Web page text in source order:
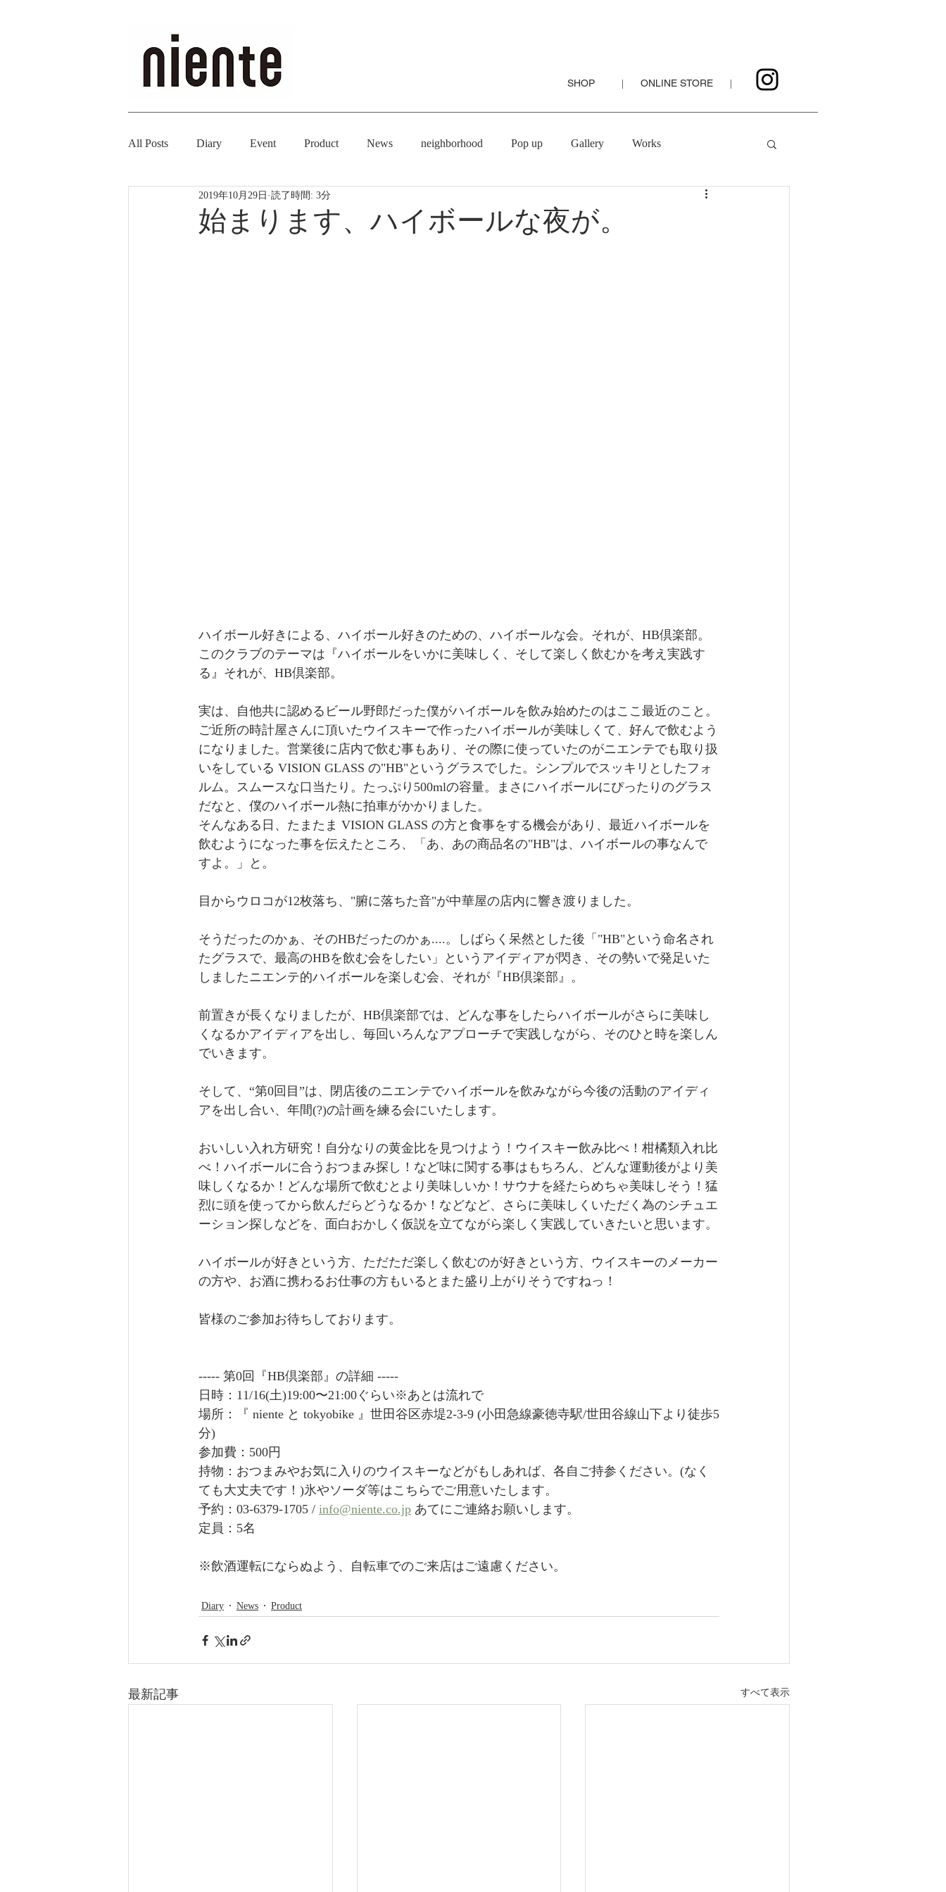
SHOP ONLINE STORE
All Posts Diary Event Product News neighborhood Pop up Gallery Works
始まります、ハイボールな夜が。
2019年10月29日 読了時間: 3分
ハイボール好きによる、ハイボール好きのための、ハイボールな会。それが、HB倶楽部。
このクラブのテーマは『ハイボールをいかに美味しく、そして楽しく飲むかを考え実践す
る』それが、HB倶楽部。
実は、自他共に認めるビール野郎だった僕がハイボールを飲み始めたのはここ最近のこと。
ご近所の時計屋さんに頂いたウイスキーで作ったハイボールが美味しくて、好んで飲むよう
になりました。営業後に店内で飲む事もあり、その際に使っていたのがニエンテでも取り扱
いをしている VISION GLASS の"HB"というグラスでした。シンプルでスッキリとしたフォ
ルム。スムースな口当たり。たっぷり500mlの容量。まさにハイボールにぴったりのグラス
だなと、僕のハイボール熱に拍車がかかりました。
そんなある日、たまたま VISION GLASS の方と食事をする機会があり、最近ハイボールを
飲むようになった事を伝えたところ、「あ、あの商品名の"HB"は、ハイボールの事なんで
すよ。」と。
目からウロコが12枚落ち、"腑に落ちた音"が中華屋の店内に響き渡りました。
そうだったのかぁ、そのHBだったのかぁ....。しばらく呆然とした後「"HB"という命名され
たグラスで、最高のHBを飲む会をしたい」というアイディアが閃き、その勢いで発足いた
しましたニエンテ的ハイボールを楽しむ会、それが『HB倶楽部』。
前置きが長くなりましたが、HB倶楽部では、どんな事をしたらハイボールがさらに美味し
くなるかアイディアを出し、毎回いろんなアプローチで実践しながら、そのひと時を楽しん
でいきます。
そして、“第0回目”は、閉店後のニエンテでハイボールを飲みながら今後の活動のアイディ
アを出し合い、年間(?)の計画を練る会にいたします。
おいしい入れ方研究！自分なりの黄金比を見つけよう！ウイスキー飲み比べ！柑橘類入れ比
べ！ハイボールに合うおつまみ探し！など味に関する事はもちろん、どんな運動後がより美
味しくなるか！どんな場所で飲むとより美味しいか！サウナを経たらめちゃ美味しそう！猛
烈に頭を使ってから飲んだらどうなるか！などなど、さらに美味しくいただく為のシチュエ
ーション探しなどを、面白おかしく仮説を立てながら楽しく実践していきたいと思います。
ハイボールが好きという方、ただただ楽しく飲むのが好きという方、ウイスキーのメーカー
の方や、お酒に携わるお仕事の方もいるとまた盛り上がりそうですねっ！
皆様のご参加お待ちしております。
----- 第0回『HB倶楽部』の詳細 -----
日時：11/16(土)19:00〜21:00ぐらい※あとは流れで
場所：『 niente と tokyobike 』世田谷区赤堤2-3-9 (小田急線豪徳寺駅/世田谷線山下より徒歩5
分)
参加費：500円
持物：おつまみやお気に入りのウイスキーなどがもしあれば、各自ご持参ください。(なく
ても大丈夫です！)氷やソーダ等はこちらでご用意いたします。
予約：03-6379-1705 / info@niente.co.jp あてにご連絡お願いします。
定員：5名
※飲酒運転にならぬよう、自転車でのご来店はご遠慮ください。
Diary News Product
最新記事 すべて表示